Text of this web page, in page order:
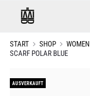
START SHOP WOMEN
SCARF POLAR BLUE
AUSVERKAUFT